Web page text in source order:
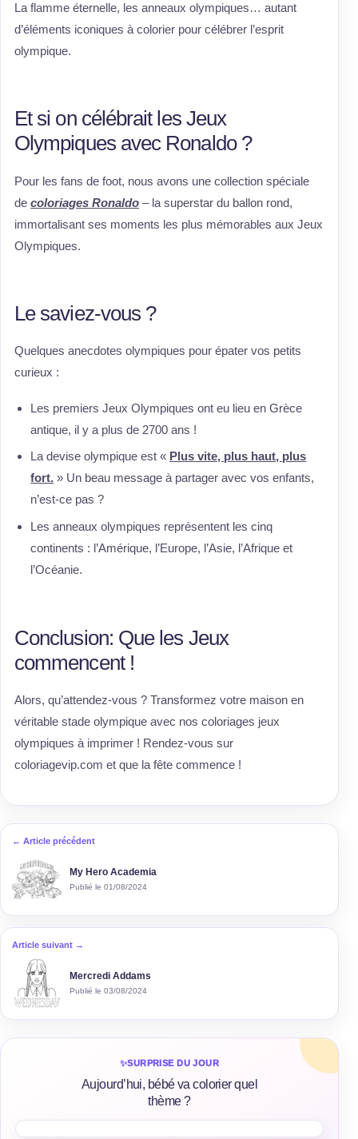
La flamme éternelle, les anneaux olympiques… autant
d’éléments iconiques à colorier pour célébrer l’esprit
olympique.
Et si on célébrait les Jeux
Olympiques avec Ronaldo ?
Pour les fans de foot, nous avons une collection spéciale
de coloriages Ronaldo – la superstar du ballon rond,
immortalisant ses moments les plus mémorables aux Jeux
Olympiques.
Le saviez-vous ?
Quelques anecdotes olympiques pour épater vos petits
curieux :
Les premiers Jeux Olympiques ont eu lieu en Grèce
antique, il y a plus de 2700 ans !
La devise olympique est « Plus vite, plus haut, plus
fort. » Un beau message à partager avec vos enfants,
n’est-ce pas ?
Les anneaux olympiques représentent les cinq
continents : l’Amérique, l’Europe, l’Asie, l’Afrique et
l’Océanie.
Conclusion: Que les Jeux
commencent !
Alors, qu’attendez-vous ? Transformez votre maison en
véritable stade olympique avec nos coloriages jeux
olympiques à imprimer ! Rendez-vous sur
coloriagevip.com et que la fête commence !
← Article précédent
My Hero Academia
Publié le 01/08/2024
Article suivant →
Mercredi Addams
Publié le 03/08/2024
✨SURPRISE DU JOUR
Aujourd’hui, bébé va colorier quel
thème ?